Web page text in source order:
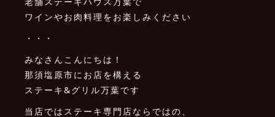
ワインやお肉料理をお楽しみください
・・・
みなさんこんにちは！
那須塩原市にお店を構える
ステーキ&グリル万葉です
当店ではステーキ専門店ならではの、